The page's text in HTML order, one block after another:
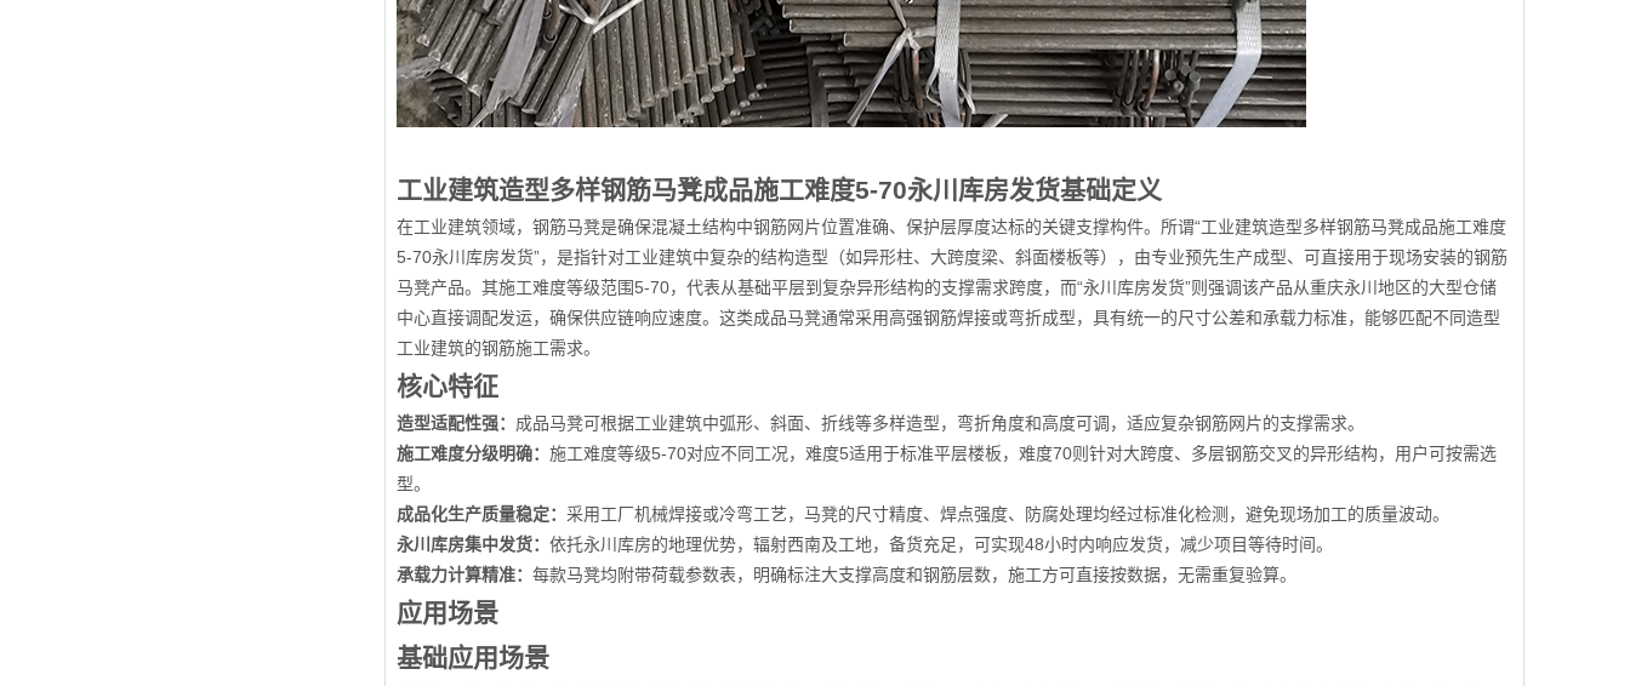
工业建筑造型多样钢筋马凳成品施工难度5-70永川库房发货基础定义
在工业建筑领域，钢筋马凳是确保混凝土结构中钢筋网片位置准确、保护层厚度达标的关键支撑构件。所谓“工业建筑造型多样钢筋马凳成品施工难度
5-70永川库房发货”，是指针对工业建筑中复杂的结构造型（如异形柱、大跨度梁、斜面楼板等），由专业预先生产成型、可直接用于现场安装的钢筋
马凳产品。其施工难度等级范围5-70，代表从基础平层到复杂异形结构的支撑需求跨度，而“永川库房发货”则强调该产品从重庆永川地区的大型仓储
中心直接调配发运，确保供应链响应速度。这类成品马凳通常采用高强钢筋焊接或弯折成型，具有统一的尺寸公差和承载力标准，能够匹配不同造型
工业建筑的钢筋施工需求。
核心特征
造型适配性强： 成品马凳可根据工业建筑中弧形、斜面、折线等多样造型，弯折角度和高度可调，适应复杂钢筋网片的支撑需求。
施工难度分级明确： 施工难度等级5-70对应不同工况，难度5适用于标准平层楼板，难度70则针对大跨度、多层钢筋交叉的异形结构，用户可按需选
型。
成品化生产质量稳定： 采用工厂机械焊接或冷弯工艺，马凳的尺寸精度、焊点强度、防腐处理均经过标准化检测，避免现场加工的质量波动。
永川库房集中发货： 依托永川库房的地理优势，辐射西南及工地，备货充足，可实现48小时内响应发货，减少项目等待时间。
承载力计算精准： 每款马凳均附带荷载参数表，明确标注大支撑高度和钢筋层数，施工方可直接按数据，无需重复验算。
应用场景
基础应用场景